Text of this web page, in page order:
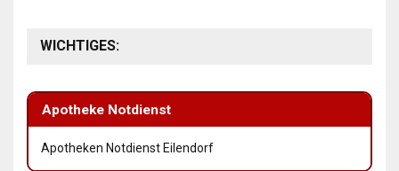
WICHTIGES:
Apotheke Notdienst
Apotheken Notdienst Eilendorf